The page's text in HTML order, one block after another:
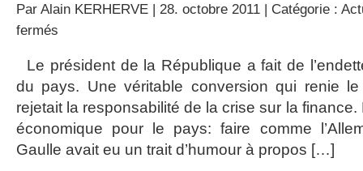
Par Alain KERHERVE | 28. octobre 2011 | Catégorie :
fermés
à
la
:
la
!
Le président de la République a fait de
du pays. Une véritable conversion qui renie
rejetait la responsabilité de la crise sur la finance.
économique pour le pays: faire comme
Gaulle avait eu un trait d’humour à propos […]